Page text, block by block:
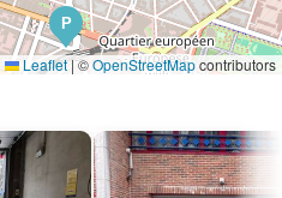
P
Leaflet|©OpenStreetMapcontributors